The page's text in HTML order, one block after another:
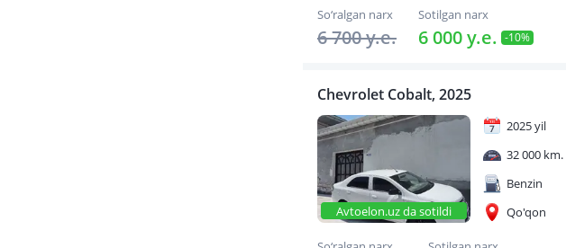
So‘ralgan narx
6 700 y.e.
Sotilgan narx
6 000 y.e. -10%
Chevrolet Cobalt, 2025
Avtoelon.uz da sotildi
2025 yil
32 000 km.
Benzin
Qo'qon